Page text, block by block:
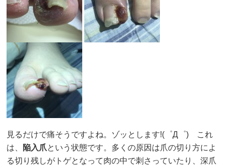
見るだけで痛そうですよね。ゾッとします!(゜Д゜) これ
は、 陥入爪という状態です。多くの原因は爪の切り方によ
る切り残しがトゲとなって肉の中で刺さっていたり、深爪